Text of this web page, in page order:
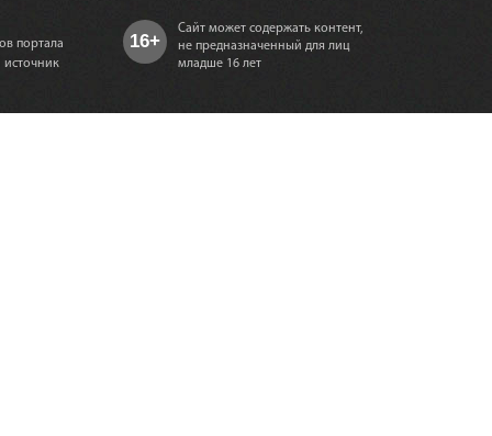
портала
источник
16+
Сайт может содержать контент,
не предназначенный для лиц
младше 16 лет